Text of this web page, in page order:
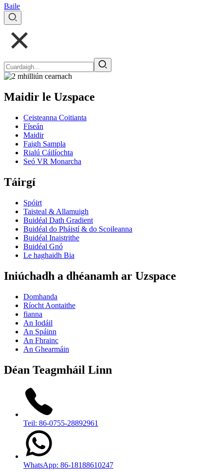
Baile
Maidir le Uzspace
Ceisteanna Coitianta
Físeán
Maidir
Faigh Sampla
Rialú Cáilíochta
Seó VR Monarcha
Táirgí
Spóirt
Taisteal & Allamuigh
Buidéal Dath Gradient
Buidéal do Pháistí & do Scoileanna
Buidéal Inaistrithe
Buidéal Gnó
Le haghaidh Bia
Iniúchadh a dhéanamh ar Uzspace
Domhanda
Ríocht Aontaithe
fianna
An Iodáil
An Spáinn
An Fhrainc
An Ghearmáin
Déan Teagmháil Linn
Teil: 86-0755-28892961
WhatsApp: 86-18188610247